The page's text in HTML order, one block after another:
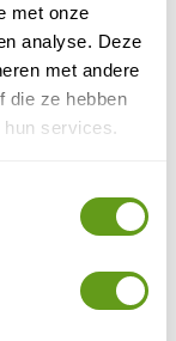
met onze
analyse. Deze
met andere
die ze hebben
services.
en